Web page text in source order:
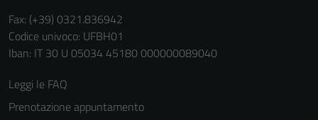
Fax: (+39) 0321.836942
Codice univoco: UFBH01
Iban: IT 30 U 05034 45180 000000089040
Leggi le FAQ
Prenotazione appuntamento